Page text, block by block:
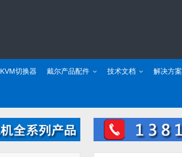
KVM切换器 戴尔产品配件 技术文档 解决方案